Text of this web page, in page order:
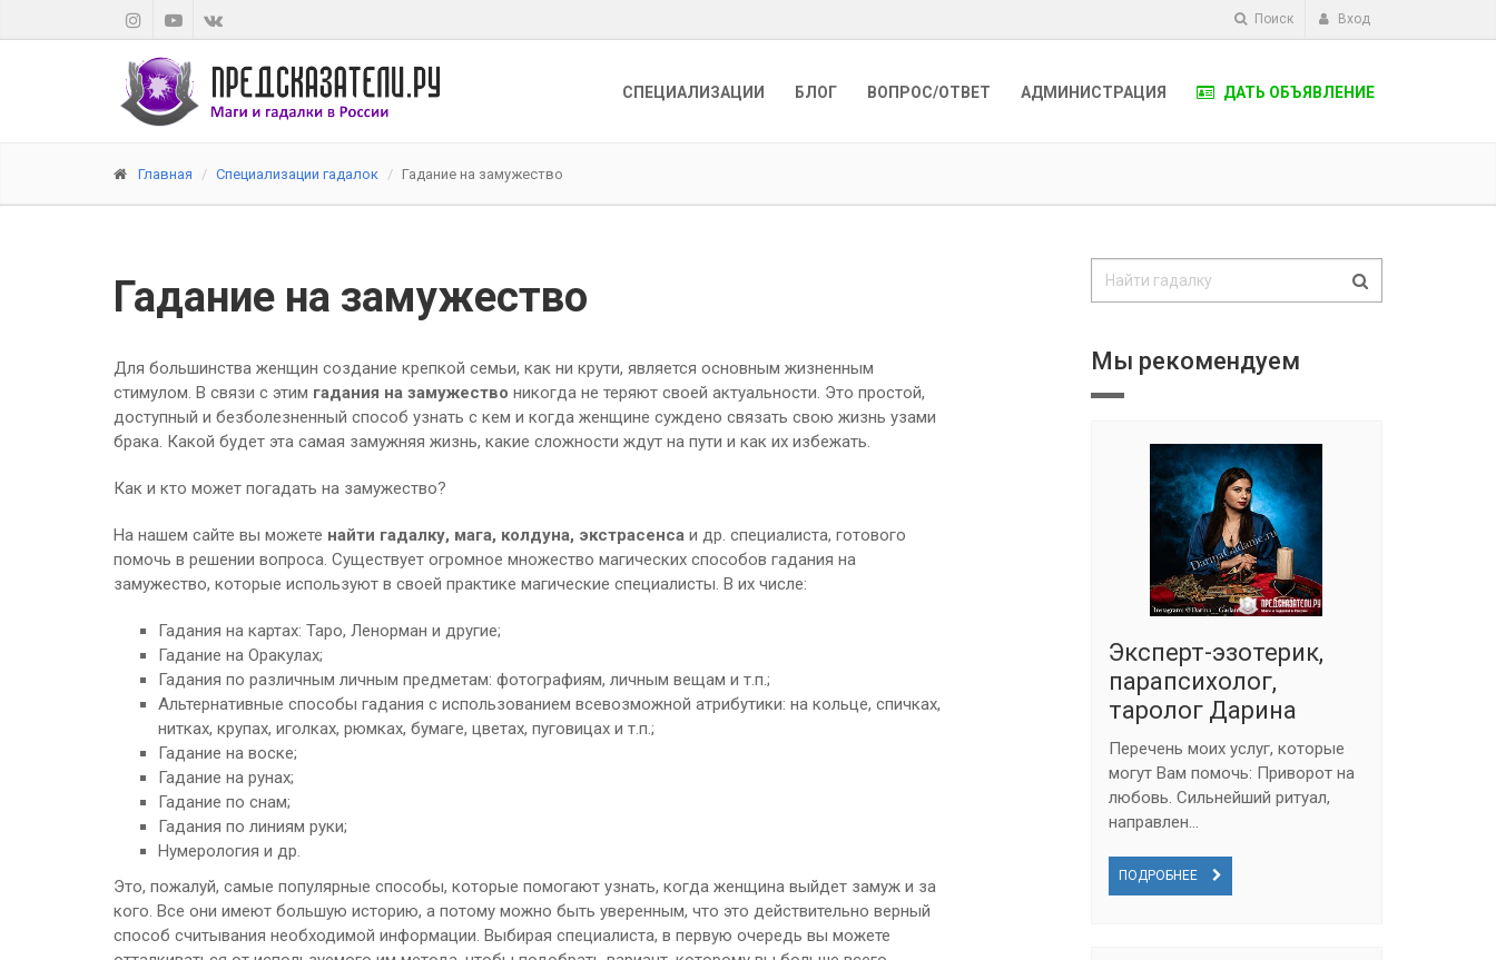
Поиск Вход
СПЕЦИАЛИЗАЦИИ БЛОГ ВОПРОС/ОТВЕТ АДМИНИСТРАЦИЯ ДАТЬ ОБЪЯВЛЕНИЕ
Главная Специализации гадалок Гадание на замужество
Гадание на замужество
Для большинства женщин создание крепкой семьи, как ни крути, является основным жизненным
стимулом. В связи с этим гадания на замужество никогда не теряют своей актуальности. Это простой,
доступный и безболезненный способ узнать с кем и когда женщине суждено связать свою жизнь узами
брака. Какой будет эта самая замужняя жизнь, какие сложности ждут на пути и как их избежать.
Как и кто может погадать на замужество?
На нашем сайте вы можете найти гадалку, мага, колдуна, экстрасенса и др. специалиста, готового
помочь в решении вопроса. Существует огромное множество магических способов гадания на
замужество, которые используют в своей практике магические специалисты. В их числе:
Гадания на картах: Таро, Ленорман и другие;
Гадание на Оракулах;
Гадания по различным личным предметам: фотографиям, личным вещам и т.п.;
Альтернативные способы гадания с использованием всевозможной атрибутики: на кольце, спичках,
нитках, крупах, иголках, рюмках, бумаге, цветах, пуговицах и т.п.;
Гадание на воске;
Гадание на рунах;
Гадание по снам;
Гадания по линиям руки;
Нумерология и др.
Это, пожалуй, самые популярные способы, которые помогают узнать, когда женщина выйдет замуж и за
кого. Все они имеют большую историю, а потому можно быть уверенным, что это действительно верный
способ считывания необходимой информации. Выбирая специалиста, в первую очередь вы можете
Мы рекомендуем
Эксперт-эзотерик,
парапсихолог,
таролог Дарина
Перечень моих услуг, которые
могут Вам помочь: Приворот на
любовь. Сильнейший ритуал,
направлен...
ПОДРОБНЕЕ